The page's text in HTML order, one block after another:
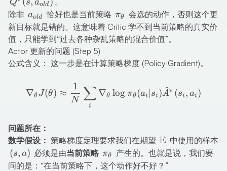
Q s aold
除非 a_{old}
aold 恰好也是当前策略 \pi_\theta
πθ
会选的动作，否则这个更
新目标就是错的。这意味着 Critic 学不到当前策略的真实价
值，只能学到“过去各种杂乱策略的混合价值”。
Actor 更新的问题 (Step 5)
公式含义： 这一步是在计算策略梯度 (Policy Gradient)。
\nabla_\theta J(\theta)
∇θ J(θ) ≈
N
1
i
∑ ∇θ log πθ(ai si )A
^π (si , ai )
问题所在：
数学假设： 策略梯度定理要求我们在期望 \mathbb{E}
E 中使用的样本
(s,
a)
(s, a) 必须是由当前策略 \pi_\theta
πθ
产生的。也就是说，我们要
问的是：“在当前策略下，这个动作好不好？”